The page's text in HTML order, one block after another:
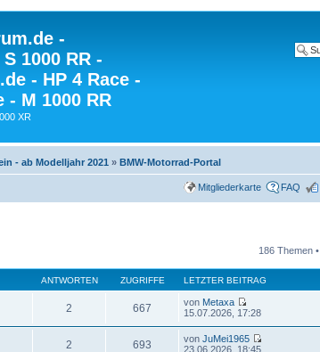
-
1000 RR -
- HP 4 Race -
- M 1000 RR
XR
- ab Modelljahr 2021 » BMW-Motorrad-Portal
Mitgliederkarte FAQ
186 Themen •
ANTWORTEN ZUGRIFFE LETZTER BEITRAG
2 667 von Metaxa
15.07.2026, 17:28
2 693 vonJuMei1965
23.06.2026, 18:45